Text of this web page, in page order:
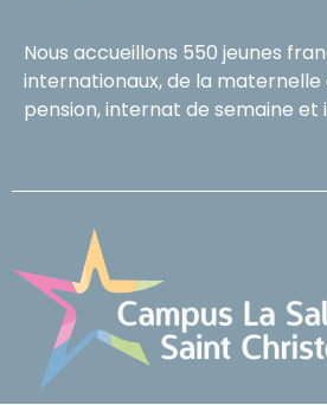
Nous accueillons 550 jeunes
internationaux, de la maternelle
pension, internat de semaine